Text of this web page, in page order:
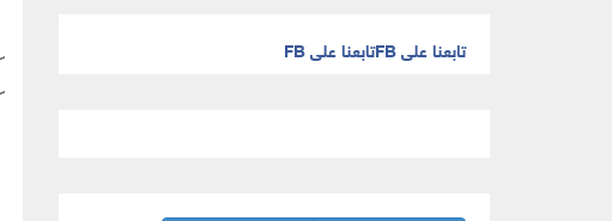
تابعنا على FB تابعنا على FB